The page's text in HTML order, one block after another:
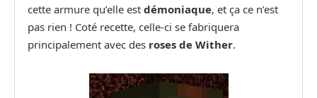
cette armure qu’elle est démoniaque, et ça ce n’est
pas rien ! Coté recette, celle-ci se fabriquera
principalement avec des roses de Wither.